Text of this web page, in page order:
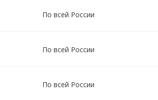
По всей России
По всей России
По всей России